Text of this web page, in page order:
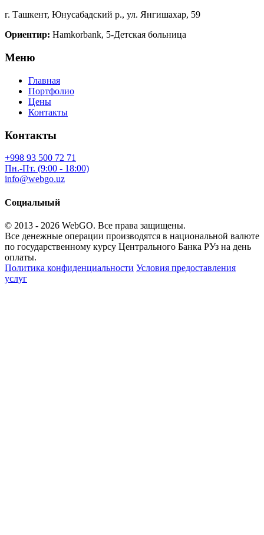
г. Ташкент, Юнусабадский р., ул. Янгишахар, 59
Ориентир: Hamkorbank, 5-Детская больница
Меню
Главная
Портфолио
Цены
Контакты
Контакты
+998 93 500 72 71
Пн.-Пт. (9:00 - 18:00)
info@webgo.uz
Социальный
© 2013 - 2026 WebGO. Все права защищены.
Все денежные операции производятся в национальной валюте
по государственному курсу Центрального Банка РУз на день
оплаты.
Политика конфиденциальности Условия предоставления
услуг